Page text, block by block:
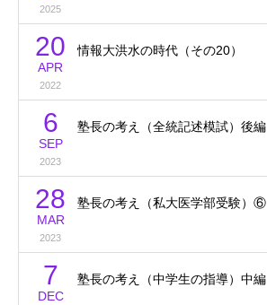
2025
20
APR
2022
情報大洪水の時代（その20）
6
SEP
2023
塾長の考え（全統記述模試）後編
28
MAR
2023
塾長の考え（私大医学部受験）⑥
7
DEC
塾長の考え（中学生の指導）中編